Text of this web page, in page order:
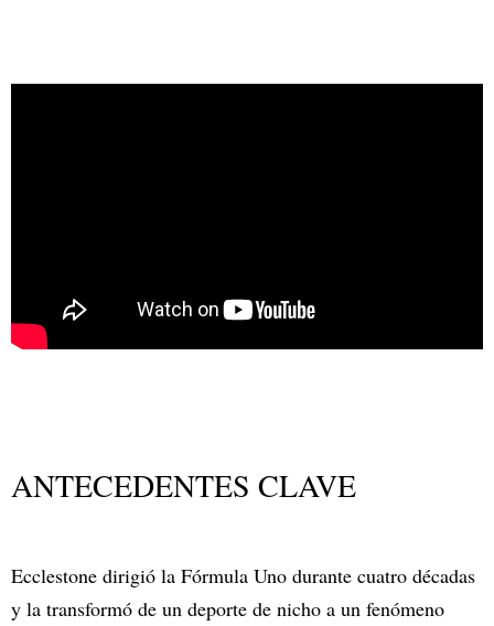
ANTECEDENTES CLAVE
Ecclestone dirigió la Fórmula Uno durante cuatro décadas
y la transformó de un deporte de nicho a un fenómeno